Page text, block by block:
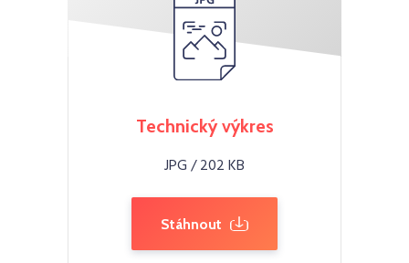
Technický výkres
JPG / 202 KB
Stáhnout